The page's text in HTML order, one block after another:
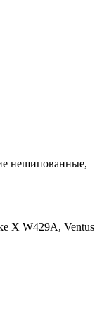
нешипованные,
X W429A, Ventus